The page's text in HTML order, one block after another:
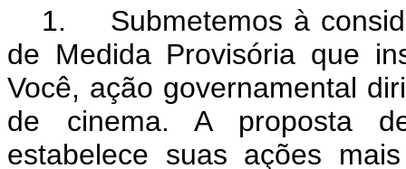
1. Submetemos à
de Medida Provisória que
Você, ação governamental
de cinema. A proposta
estabelece suas ações